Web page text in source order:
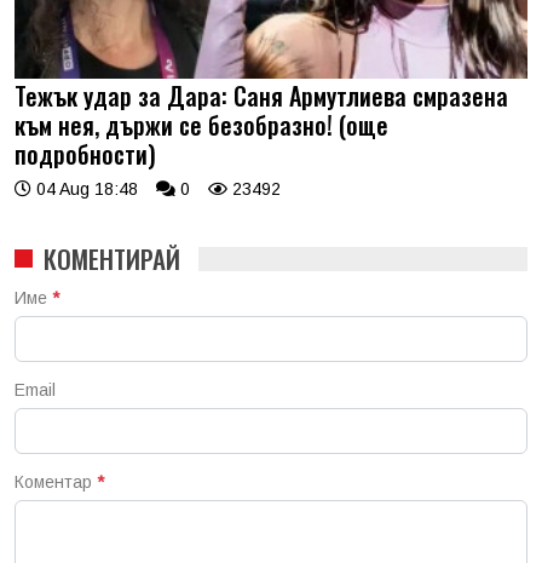
Тежък удар за Дара: Саня Армутлиева смразена
към нея, държи се безобразно! (още
подробности)
04 Aug 18:48 0 23492
КОМЕНТИРАЙ
Име *
Email
Коментар *